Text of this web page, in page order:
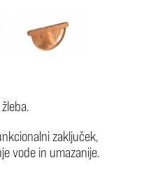
zaključek,
vode in umazanije.